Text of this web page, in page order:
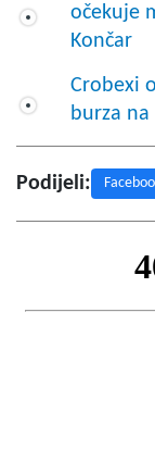
očekuje
Končar
Crobexi
burza
Podijeli: